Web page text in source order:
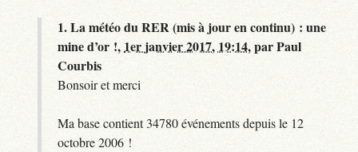
1.La météo du RER (mis à jour en continu) : une
mine d’or !, 1er janvier 2017, 19:14,parPaul
Courbis
Bonsoir et merci
Ma base contient 34780 événements depuis le 12
octobre 2006 !